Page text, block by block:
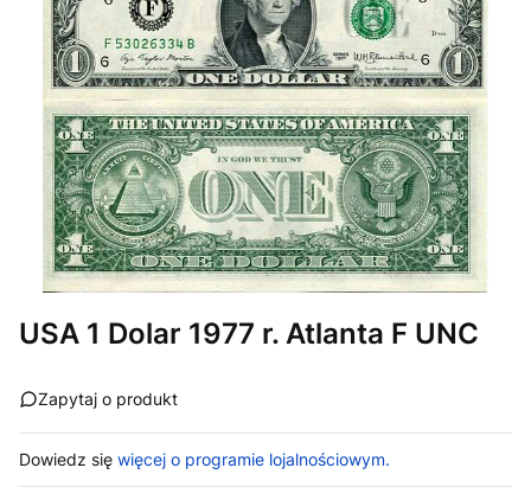
USA 1 Dolar 1977 r. Atlanta F UNC
Zapytaj o produkt
Dowiedz się więcej o programie lojalnościowym.